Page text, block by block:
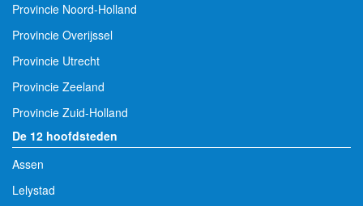
Provincie Noord-Holland
Provincie Overijssel
Provincie Utrecht
Provincie Zeeland
Provincie Zuid-Holland
De 12 hoofdsteden
Assen
Lelystad